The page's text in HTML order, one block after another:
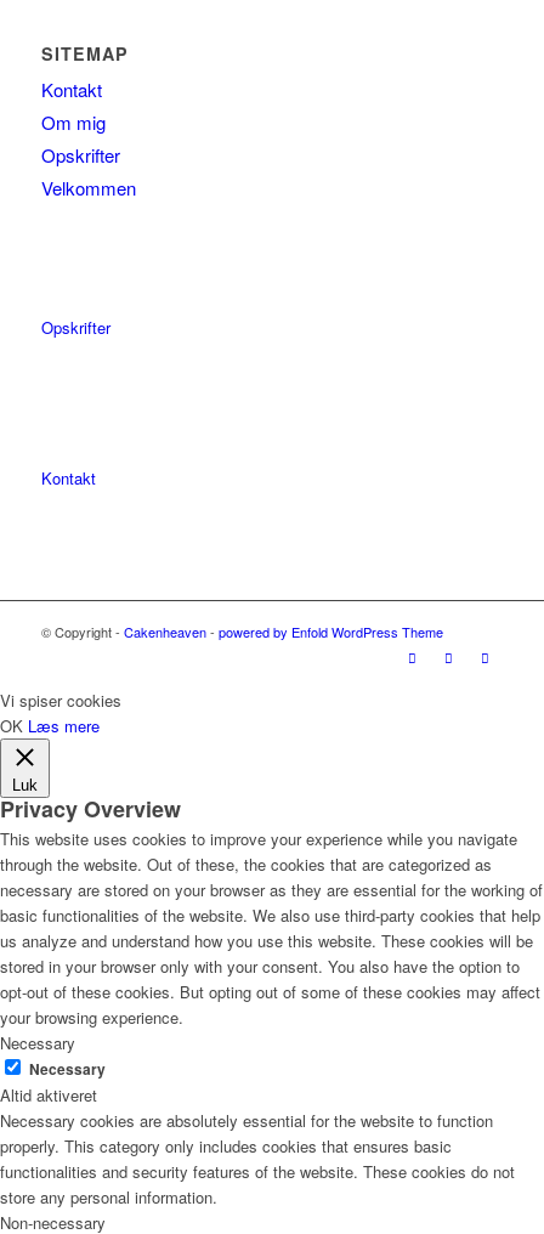
SITEMAP
Kontakt
Om mig
Opskrifter
Velkommen
Opskrifter
Kontakt
© Copyright - Cakenheaven- powered by Enfold WordPress Theme
Vi spiser cookies
OK Læs mere
Luk
Privacy Overview
This website uses cookies to improve your experience while you navigate
through the website. Out of these, the cookies that are categorized as
necessary are stored on your browser as they are essential for the working of
basic functionalities of the website. We also use third-party cookies that help
us analyze and understand how you use this website. These cookies will be
stored in your browser only with your consent. You also have the option to
opt-out of these cookies. But opting out of some of these cookies may affect
your browsing experience.
Necessary
Necessary
Altid aktiveret
Necessary cookies are absolutely essential for the website to function
properly. This category only includes cookies that ensures basic
functionalities and security features of the website. These cookies do not
store any personal information.
Non-necessary